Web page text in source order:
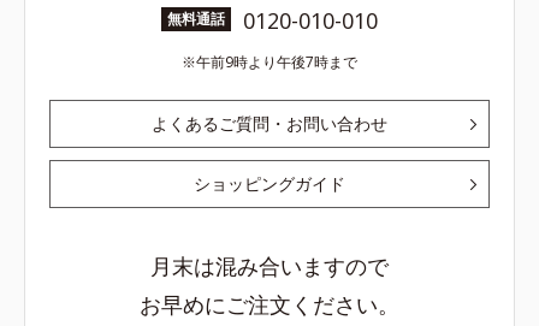
無料通話 0120-010-010
午前9時より午後7時まで
よくあるご質問・お問い合わせ
ショッピングガイド
月末は混み合いますので
お早めにご注文ください。